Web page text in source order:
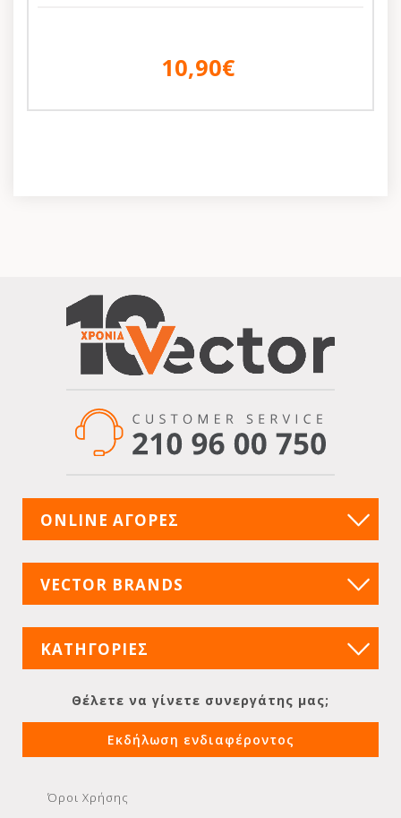
10,90€
ONLINE ΑΓΟΡΕΣ
VECTOR BRANDS
ΚΑΤΗΓΟΡΙΕΣ
Θέλετε να γίνετε συνεργάτης μας;
Εκδήλωση ενδιαφέροντος
Όροι Χρήσης